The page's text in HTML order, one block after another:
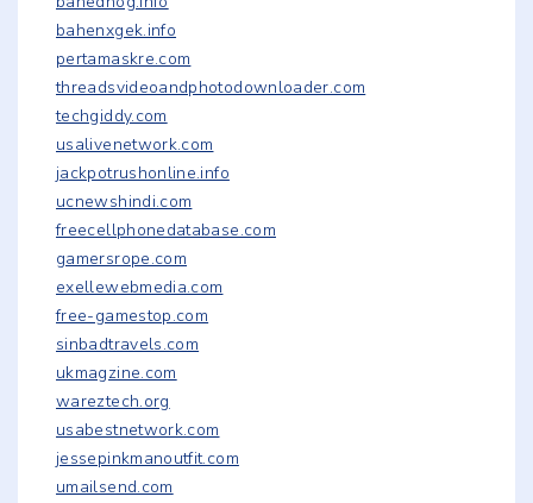
bahenxgek.info
pertamaskre.com
threadsvideoandphotodownloader.com
techgiddy.com
usalivenetwork.com
jackpotrushonline.info
ucnewshindi.com
freecellphonedatabase.com
gamersrope.com
exellewebmedia.com
free-gamestop.com
sinbadtravels.com
ukmagzine.com
wareztech.org
usabestnetwork.com
jessepinkmanoutfit.com
umailsend.com